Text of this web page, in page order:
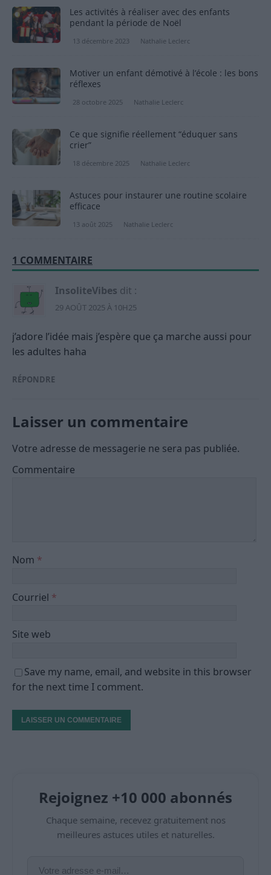
Les activités à réaliser avec des enfants
pendant la période de Noël
13 décembre 2023 Nathalie Leclerc
Motiver un enfant démotivé à l’école : les bons
réflexes
28 octobre 2025 Nathalie Leclerc
Ce que signifie réellement “éduquer sans
crier”
18 décembre 2025 Nathalie Leclerc
Astuces pour instaurer une routine scolaire
efficace
13 août 2025 Nathalie Leclerc
1 COMMENTAIRE
InsoliteVibes dit :
29 AOÛT 2025 À 10H25
j’adore l’idée mais j’espère que ça marche aussi pour
les adultes haha
RÉPONDRE
Laisser un commentaire
Votre adresse de messagerie ne sera pas publiée.
Commentaire
Nom *
Courriel *
Site web
Save my name, email, and website in this browser
for the next time I comment.
Rejoignez +10 000 abonnés
Chaque semaine, recevez gratuitement nos
meilleures astuces utiles et naturelles.